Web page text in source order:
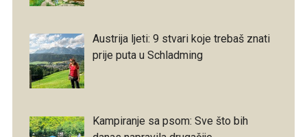
Austrija ljeti: 9 stvari koje trebaš znati
prije puta u Schladming
Kampiranje sa psom: Sve što bih